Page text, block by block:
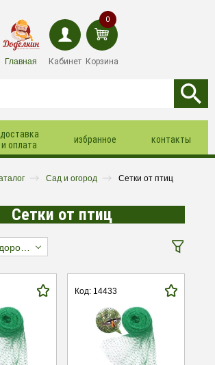
Главная Кабинет
0
Корзина
доставка
и оплата
избранное контакты
Сад и огород Сетки от птиц
Сетки от птиц
Код: 14433